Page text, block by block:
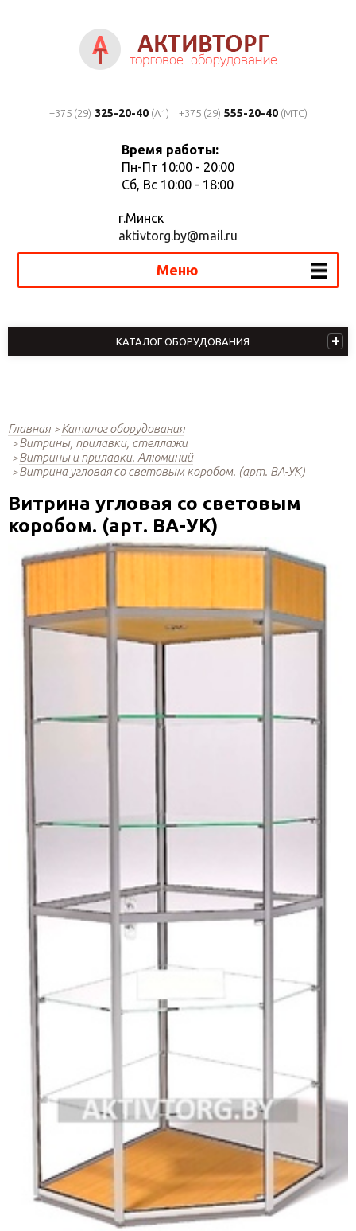
+375 (29) 325-20-40(A1) +375 (29) 555-20-40(MTC)
Время работы:
Пн-Пт 10:00 - 20:00
Сб, Вс 10:00 - 18:00
г.Минск
aktivtorg.by@mail.ru
Меню
КАТАЛОГ ОБОРУДОВАНИЯ
Главная
Каталог оборудования
Витрины, прилавки, стеллажи
Витрины и прилавки. Алюминий
Витрина угловая со световым коробом. (арт. ВА-УК)
Витрина угловая со световым
коробом. (арт. ВА-УК)